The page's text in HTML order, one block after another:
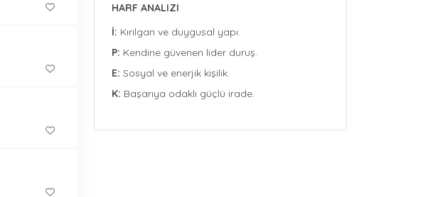
HARF ANALIZI
İ: Kırılgan ve duygusal yapı.
P: Kendine güvenen lider duruş.
E: Sosyal ve enerjik kişilik.
K: Başarıya odaklı güçlü irade.